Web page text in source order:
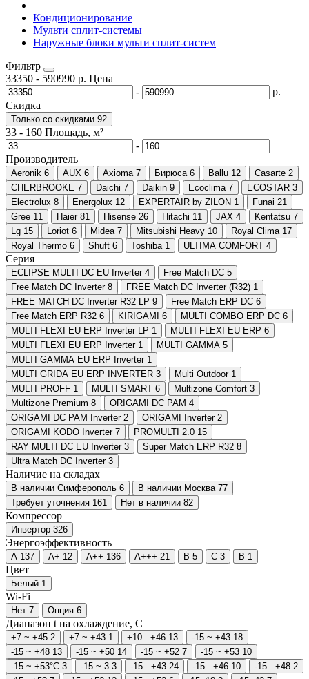
Кондиционирование
Мульти сплит-системы
Наружные блоки мульти сплит-систем
Фильтр
33350 - 590990 р. Цена
-
р.
Скидка
Только со cкидками 92
33 - 160 Площадь, м²
-
Производитель
Aeronik 6 AUX 6 Axioma 7 Бирюса 6 Ballu 12 Casarte 2
CHERBROOKE 7 Daichi 7 Daikin 9 Ecoclima 7 ECOSTAR 3
Electrolux 8 Energolux 12 EXPERTAIR by ZILON 1 Funai 21
Gree 11 Haier 81 Hisense 26 Hitachi 11 JAX 4 Kentatsu 7
Lg 15 Loriot 6 Midea 7 Mitsubishi Heavy 10 Royal Clima 17
Royal Thermo 6 Shuft 6 Toshiba 1 ULTIMA COMFORT 4
Серия
ECLIPSE MULTI DC EU Inverter 4 Free Match DC 5
Free Match DC Inverter 8 FREE Match DC Inverter (R32) 1
FREE MATCH DC Inverter R32 LP 9 Free Match ERP DC 6
Free Match ERP R32 6 KIRIGAMI 6 MULTI COMBO ERP DC 6
MULTI FLEXI EU ERP Inverter LP 1 MULTI FLEXI EU ERP 6
MULTI FLEXI EU ERP Inverter 1 MULTI GAMMA 5
MULTI GAMMA EU ERP Inverter 1
MULTI GRIDA EU ERP INVERTER 3 Multi Outdoor 1
MULTI PROFF 1 MULTI SMART 6 Multizone Comfort 3
Multizone Premium 8 ORIGAMI DC PAM 4
ORIGAMI DC PAM Inverter 2 ORIGAMI Inverter 2
ORIGAMI KODO Inverter 7 PROMULTI 2.0 15
RAY MULTI DC EU Inverter 3 Super Match ERP R32 8
Ultra Match DC Inverter 3
Наличие на складах
В наличии Симферополь 6 В наличии Москва 77
Требует уточнения 161 Нет в наличии 82
Компрессор
Инвертор 326
Энергоэффективность
A 137 A+ 12 A++ 136 A+++ 21 B 5 C 3 В 1
Цвет
Белый 1
Wi-Fi
Нет 7 Опция 6
Диапазон t на охлаждение, С
+7 ~ +45 2 +7 ~ +43 1 +10...+46 13 -15 ~ +43 18
-15 ~ +48 13 -15 ~ +50 14 -15 ~ +52 7 -15 ~ +53 10
-15 ~ +53°C 3 -15 ~ 3 3 -15...+43 24 -15...+46 10 -15...+48 2